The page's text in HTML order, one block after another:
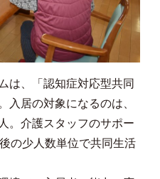
は、「認知症対応型共同
入居の対象になるのは、
。介護スタッフのサポー
の少人数単位で共同生活